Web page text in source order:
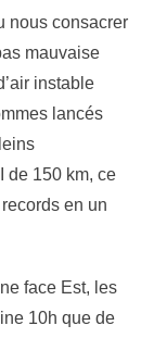
nous consacrer
mauvaise
instable
lancés
de 150 km, ce
en un
face Est, les
10h que de